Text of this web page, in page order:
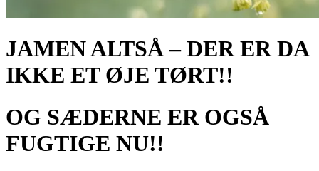
JAMEN ALTSÅ – DER ER DA
IKKE ET ØJE TØRT!!
OG SÆDERNE ER OGSÅ
FUGTIGE NU!!